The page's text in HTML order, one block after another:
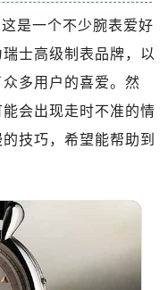
是一个不少腕表爱好
士高级制表品牌，以
多用户的喜爱。然
会出现走时不准的情
技巧，希望能帮助到